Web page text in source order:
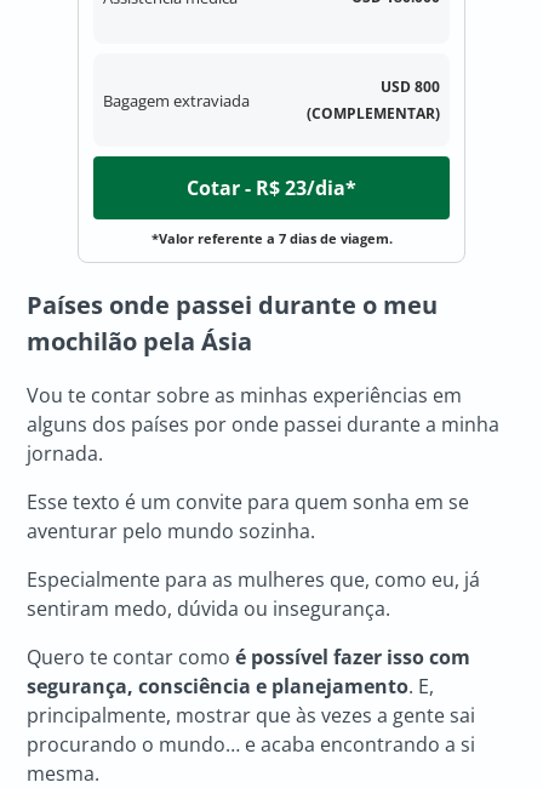
Bagagem extraviada
USD 800
(COMPLEMENTAR)
Cotar - R$ 23/dia*
*Valor referente a 7 dias de viagem.
Países onde passei durante o meu
mochilão pela Ásia
Vou te contar sobre as minhas experiências em
alguns dos países por onde passei durante a minha
jornada.
Esse texto é um convite para quem sonha em se
aventurar pelo mundo sozinha.
Especialmente para as mulheres que, como eu, já
sentiram medo, dúvida ou insegurança.
Quero te contar comoé possível fazer isso com
segurança, consciência e planejamento. E,
principalmente, mostrar que às vezes a gente sai
procurando o mundo… e acaba encontrando a si
mesma.